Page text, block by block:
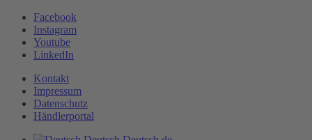
Facebook
Instagram
Youtube
LinkedIn
Kontakt
Impressum
Datenschutz
Händlerportal